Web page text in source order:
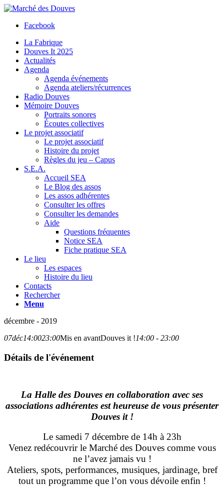
Facebook
La Fabrique
Douves It 2025
Actualités
Agenda
Agenda événements
Agenda ateliers/récurrences
Radio Douves
Mémoire Douves
Portraits sonores
Écoutes collectives
Le projet associatif
Le projet associatif
Histoire du projet
Règles du jeu – Capus
S.E.A.
Accueil SEA
Le Blog des assos
Les assos adhérentes
Consulter les offres
Consulter les demandes
Aide
Questions fréquentes
Notice SEA
Fiche pratique SEA
Le lieu
Les espaces
Histoire du lieu
Contacts
Rechercher
Menu
décembre - 2019
07déc14:0023:00Mis en avantDouves it !14:00 - 23:00
Détails de l'événement
La Halle des Douves en collaboration avec ses
associations adhérentes est heureuse de vous présenter
Douves it !
Le samedi 7 décembre de 14h à 23h
Venez redécouvrir le Marché des Douves comme vous
ne l’avez jamais vu !
Ateliers, spots, performances, musiques, jardinage, bref
tout un programme que l’on vous dévoile enfin !